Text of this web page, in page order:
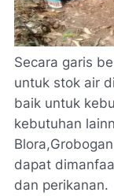
Secara garis
untuk stok air
baik untuk
kebutuhan
dapat
dan perikanan.